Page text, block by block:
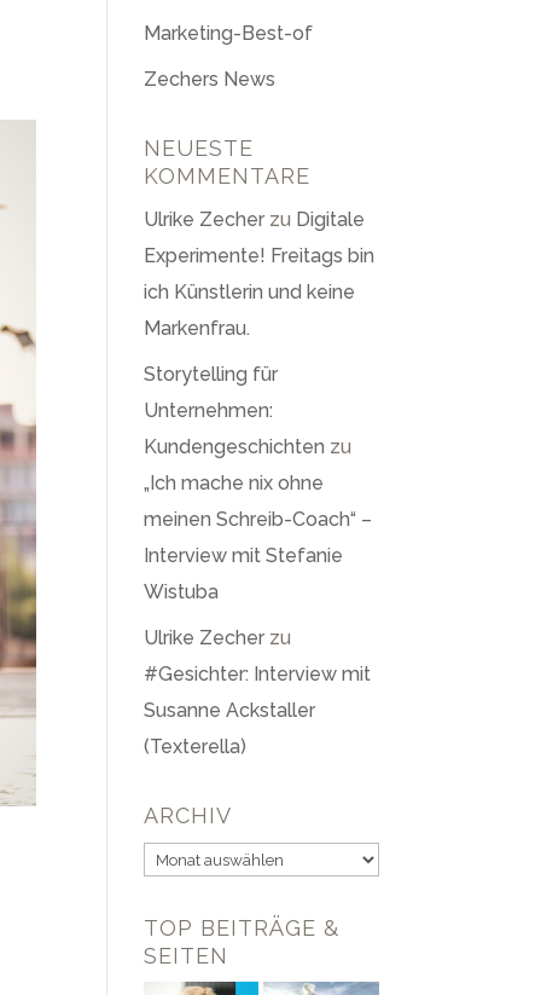
Marketing-Best-of
Zechers News
NEUESTE
KOMMENTARE
Ulrike Zecher zu Digitale
Experimente! Freitags bin
ich Künstlerin und keine
Markenfrau.
Storytelling für
Unternehmen:
Kundengeschichten zu
„Ich mache nix ohne
meinen Schreib-Coach“ –
Interview mit Stefanie
Wistuba
Ulrike Zecher zu
#Gesichter: Interview mit
Susanne Ackstaller
(Texterella)
ARCHIV
TOP BEITRÄGE &
SEITEN